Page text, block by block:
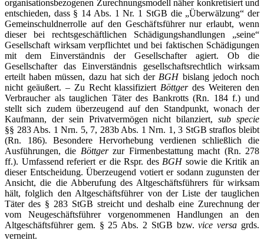
organisationsbezogenen Zurechnungsmodell näher konkretisiert und
entschieden, dass § 14 Abs. 1 Nr. 1 StGB die „Überwälzung“ der
Gemeinschuldnerrolle auf den Geschäftsführer nur erlaubt, wenn
dieser bei rechtsgeschäftlichen Schädigungshandlungen „seine“
Gesellschaft wirksam verpflichtet und bei faktischen Schädigungen
mit dem Einverständnis der Gesellschafter agiert. Ob die
Gesellschafter das Einverständnis gesellschaftsrechtlich wirksam
erteilt haben müssen, dazu hat sich der BGHbislang jedoch noch
nicht geäußert. – Zu Recht klassifiziert Böttgerdes Weiteren den
Verbraucher als tauglichen Täter des Bankrotts (Rn. 184 f.) und
stellt sich zudem überzeugend auf den Standpunkt, wonach der
Kaufmann, der sein Privatvermögen nicht bilanziert,sub specie
§§ 283 Abs. 1 Nrn. 5, 7, 283b Abs. 1 Nrn. 1, 3 StGB straflos bleibt
(Rn. 186). Besondere Hervorhebung verdienen schließlich die
Ausführungen, die Böttgerzur Firmenbestattung macht (Rn. 278
ff.). Umfassend referiert er die Rspr. des BGHsowie die Kritik an
dieser Entscheidung. Überzeugend votiert er sodann zugunsten der
Ansicht, die die Abberufung des Altgeschäftsführers für wirksam
hält, folglich den Altgeschäftsführer von der Liste der tauglichen
Täter des § 283 StGB streicht und deshalb eine Zurechnung der
vom Neugeschäftsführer vorgenommenen Handlungen an den
Altgeschäftsführer gem. § 25 Abs. 2 StGB bzw.vice versa grds.
verneint.